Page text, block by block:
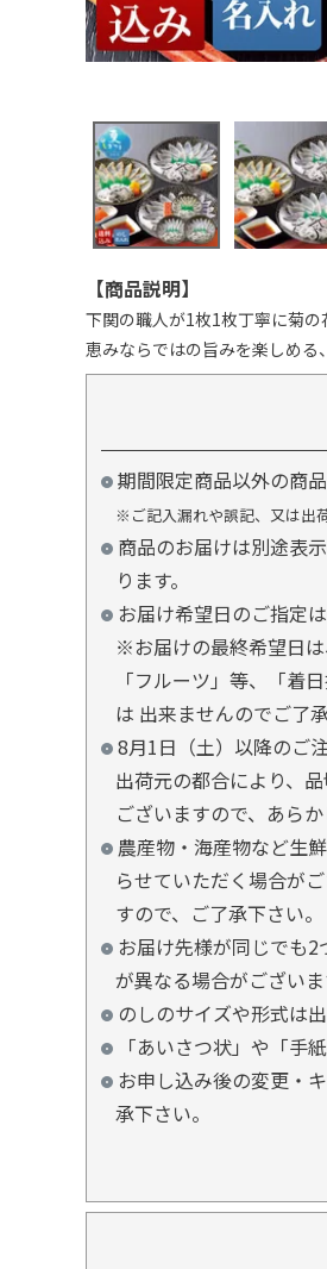
【商品説明】
下関の職人が1枚1枚丁寧に菊
恵みならではの旨みを楽しめる
期間限定商品以外の商
※ご記入漏れや誤記、又は出
商品のお届けは別途表
ります。
お届け希望日のご指定
※お届けの最終希望日は
「フルーツ」等、「着
は 出来ませんのでご了
8月1日（土）以降のご
出荷元の都合により、
ございますので、あら
農産物・海産物など生
らせていただく場合が
すので、ご了承下さい。
お届け先様が同じでも
が異なる場合がございま
のしのサイズや形式は
「あいさつ状」や「手
お申し込み後の変更・
承下さい。